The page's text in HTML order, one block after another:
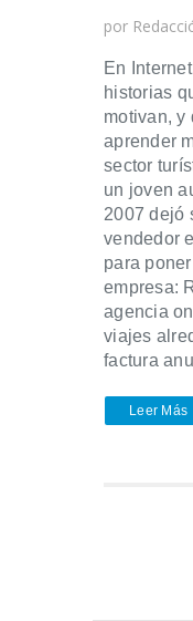
por
En
historias
motivan, y
aprender
sector
un joven
2007 dejó
vendedor
para
empresa:
agencia
viajes
factura
Leer Más